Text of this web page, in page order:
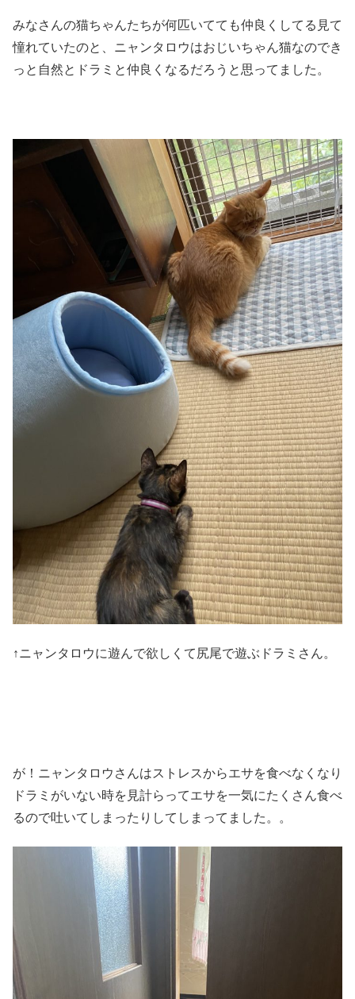
みなさんの猫ちゃんたちが何匹いてても仲良くしてる見て
憧れていたのと、ニャンタロウはおじいちゃん猫なのでき
っと自然とドラミと仲良くなるだろうと思ってました。
↑ニャンタロウに遊んで欲しくて尻尾で遊ぶドラミさん。
が！ニャンタロウさんはストレスからエサを食べなくなり
ドラミがいない時を見計らってエサを一気にたくさん食べ
るので吐いてしまったりしてしまってました。。